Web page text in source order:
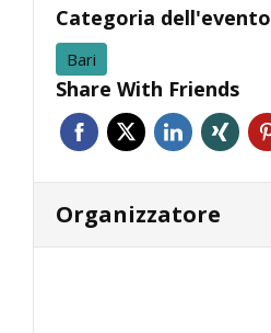
Categoria dell'evento
Bari
Share With Friends
Organizzatore